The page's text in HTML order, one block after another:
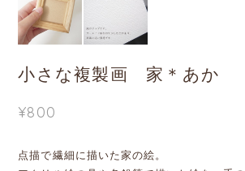
小さな複製画 家＊あか
¥800
点描で繊細に描いた家の絵。